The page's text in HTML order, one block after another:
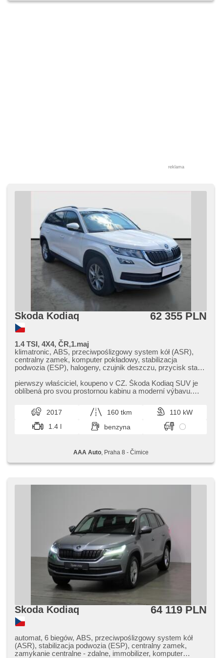
reklama
Skoda Kodiaq 62 355 PLN
1.4 TSI, 4X4, ČR,1.maj
klimatronic, ABS, przeciwpoślizgowy system kół (ASR),
centralny zamek, komputer pokładowy, stabilizacja
podwozia (ESP), halogeny, czujnik deszczu, przycisk start,
wspomaganie układu kierowniczego, el. opuszczane szyby,
relingi dachowe, radio fabryczne, manualna skrzynia
pierwszy właściciel,​ koupeno v CZ. Škoda Kodiaq SUV je
oblíbená pro svou prostornou kabinu a moderní výbavu.
2017 160 tkm
110 kW
1.4 l
benzyna
AAA Auto, Praha 8 - Čimice
Skoda Kodiaq 64 119 PLN
automat, 6 biegów, ABS, przeciwpoślizgowy system kół
(ASR), stabilizacja podwozia (ESP), centralny zamek,
zamykanie centralne - zdalne, immobilizer, komputer